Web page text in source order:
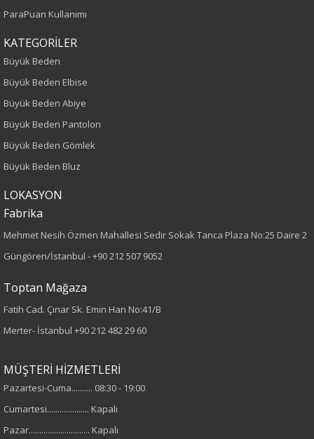
Yaş Grubu
Yetişkin
Büyük Beden
75
Kumaş Tipi
Örme
Desen
Baskılı
Kumaş
%75 Pamuk
%25 Polyester
Yaka Tipi
ParaPuan Kullanımı
KATEGORİLER
Büyük Beden
Büyük Beden Elbise
Büyük Beden Abiye
Büyük Beden Pantolon
Büyük Beden Gömlek
Büyük Beden Bluz
LOKASYON
Fabrika
Mehmet Nesih Özmen Mahallesi Sedir Sokak Tanca Plaza No:25 Daire 2
Güngören/İstanbul -+90 212 507 9052
Toptan Mağaza
Fatih Cad. Çınar Sk. Emin Han No:41/B
Merter- İstanbul +90 212 482 29 60
MÜŞTERİ HİZMETLERİ
Pazartesi-Cuma.......... 08:30 - 19:00
Cumartesi.................... Kapalı
Pazar............................. Kapalı